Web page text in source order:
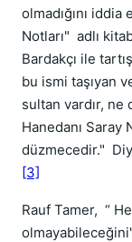
olmadığını
Notları" adlı
Bardakçı ile
bu ismi taşıyan
sultan vardır, ne
Hanedanı Saray
düzmecedir."
[3]
Rauf Tamer, “